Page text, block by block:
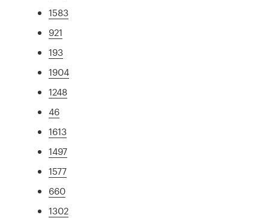
1583
921
193
1904
1248
46
1613
1497
1577
660
1302